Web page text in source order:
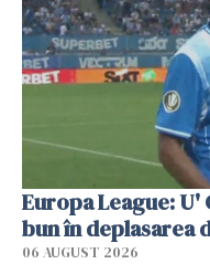
Europa League:
bun în deplasarea
06 AUGUST 2026